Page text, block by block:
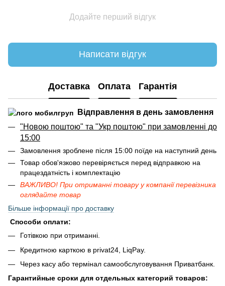
Додайте перший відгук
Написати відгук
Доставка Оплата Гарантія
Відправлення в день замовлення
"Новою поштою" та "Укр поштою" при замовленні до
15:00
Замовлення зроблене після 15:00 поїде на наступний день
Товар обов'язково перевіряється перед відправкою на
працездатність і комплектацію
ВАЖЛИВО! При отриманні товару у компанії перевізника
оглядайте товар
Більше інформації про доставку
Способи оплати:
Готівкою при отриманні.
Кредитною карткою в privat24, LiqPay.
Через касу або термінал самообслуговування Приватбанк.
Гарантийные сроки для отдельных категорий товаров: